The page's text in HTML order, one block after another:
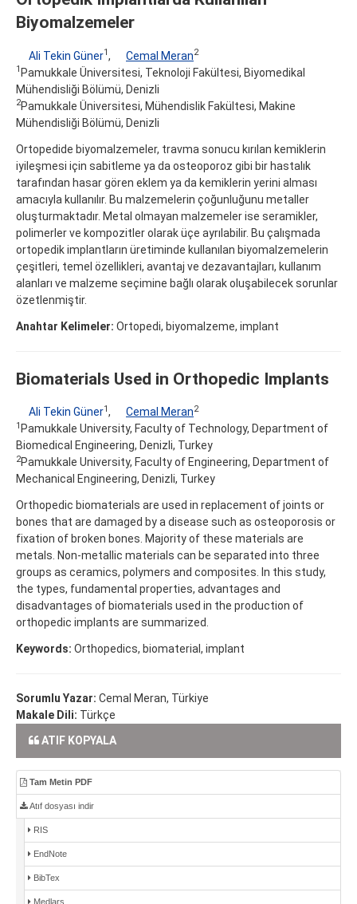
Biyomalzemeler
Ali Tekin Güner1 , Cemal Meran2
1 Pamukkale Üniversitesi, Teknoloji Fakültesi, Biyomedikal
Mühendisliği Bölümü, Denizli
2Pamukkale Üniversitesi, Mühendislik Fakültesi, Makine
Mühendisliği Bölümü, Denizli
Ortopedide biyomalzemeler, travma sonucu kırılan kemiklerin
iyileşmesi için sabitleme ya da osteoporoz gibi bir hastalık
tarafından hasar gören eklem ya da kemiklerin yerini alması
amacıyla kullanılır. Bu malzemelerin çoğunluğunu metaller
oluşturmaktadır. Metal olmayan malzemeler ise seramikler,
polimerler ve kompozitler olarak üçe ayrılabilir. Bu çalışmada
ortopedik implantların üretiminde kullanılan biyomalzemelerin
çeşitleri, temel özellikleri, avantaj ve dezavantajları, kullanım
alanları ve malzeme seçimine bağlı olarak oluşabilecek sorunlar
özetlenmiştir.
Anahtar Kelimeler: Ortopedi, biyomalzeme, implant
Biomaterials Used in Orthopedic Implants
Ali Tekin Güner1, Cemal Meran2
1 Pamukkale University, Faculty of Technology, Department of
Biomedical Engineering, Denizli, Turkey
2Pamukkale University, Faculty of Engineering, Department of
Mechanical Engineering, Denizli, Turkey
Orthopedic biomaterials are used in replacement of joints or
bones that are damaged by a disease such as osteoporosis or
fixation of broken bones. Majority of these materials are
metals. Non-metallic materials can be separated into three
groups as ceramics, polymers and composites. In this study,
the types, fundamental properties, advantages and
disadvantages of biomaterials used in the production of
orthopedic implants are summarized.
Keywords: Orthopedics, biomaterial, implant
Sorumlu Yazar: Cemal Meran, Türkiye
Makale Dili: Türkçe
ATIF KOPYALA
Tam Metin PDF
Atıf dosyası indir
RIS
EndNote
BibTex
Medlars